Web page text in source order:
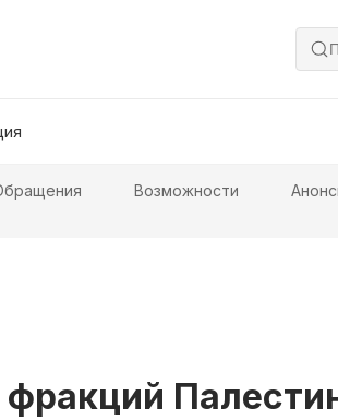
Возможности